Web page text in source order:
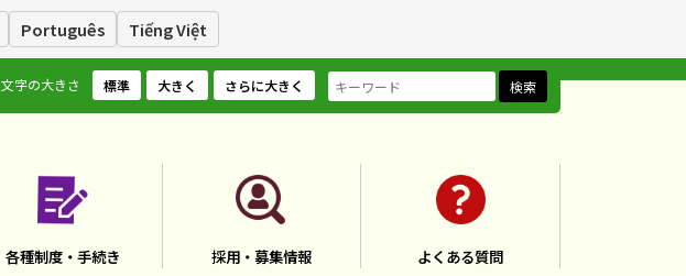
Português Tiếng Việt
文字の大きさ 標準 大きく さらに大きく 検索
各種制度・手続き 採用・募集情報 よくある質問